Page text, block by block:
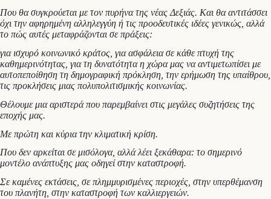
Που θα συγκρούεται με τον πυρήνα της νέας Δεξιάς. Και θα αντιτάσσει
όχι την αφηρημένη αλληλεγγύη ή τις προοδευτικές ιδέες γενικώς, αλλά
το πώς αυτές μεταφράζονται σε πράξεις:
για ισχυρό κοινωνικό κράτος, για ασφάλεια σε κάθε πτυχή της
καθημερινότητας, για τη δυνατότητα η χώρα μας να αντιμετωπίσει με
αυτοπεποίθηση τη δημογραφική πρόκληση, την ερήμωση της υπαίθρου,
τις προκλήσεις μιας πολυπολιτισμικής κοινωνίας.
Θέλουμε μια αριστερά που παρεμβαίνει στις μεγάλες συζητήσεις της
εποχής μας.
Με πρώτη και κύρια την κλιματική κρίση.
Που δεν αρκείται σε μισόλογα, αλλά λέει ξεκάθαρα: το σημερινό
μοντέλο ανάπτυξης μας οδηγεί στην καταστροφή.
Σε καμένες εκτάσεις, σε πλημμυρισμένες περιοχές, στην υπερθέμανση
του πλανήτη, στην καταστροφή των καλλιεργειών.